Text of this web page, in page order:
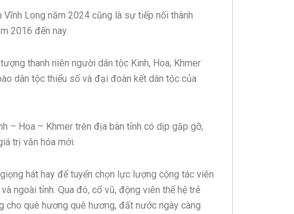
Long năm 2024 cũng là sự tiếp nối thành
2016 đến nay.
thanh niên người dân tộc Kinh, Hoa, Khmer
dân tộc thiểu số và đại đoàn kết dân tộc của
– Hoa – Khmer trên địa bàn tỉnh có dịp gặp gỡ,
trị văn hóa mới.
hát hay để tuyển chọn lực lượng cộng tác viên
ngoài tỉnh. Qua đó, cổ vũ, động viên thế hệ trẻ
quê hương quê hương, đất nước ngày càng